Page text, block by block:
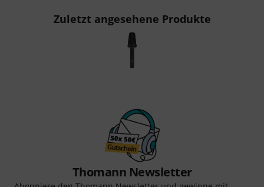
Zuletzt angesehene Produkte
Thomann Newsletter